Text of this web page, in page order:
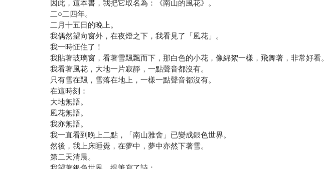
因此，這本書，我把它取名為：《南山的風花》。
二○二四年。
二月十五日的晚上。
我偶然望向窗外，在夜燈之下，我看見了「風花」。
我一時怔住了！
我貼著玻璃窗，看著雪飄飄而下，那白色的小花，像綿絮一樣，飛舞著，非常好看。
我看著風花，大地一片寂靜，一點聲音都沒有。
只有雪在飄，雪落在地上，一樣一點聲音都沒有。
在這時刻：
大地無語。
風花無語。
我亦無語。
我一直看到晚上二點，「南山雅舍」已變成銀色世界。
然後，我上床睡覺，在夢中，夢中亦然下著雪。
第二天清晨。